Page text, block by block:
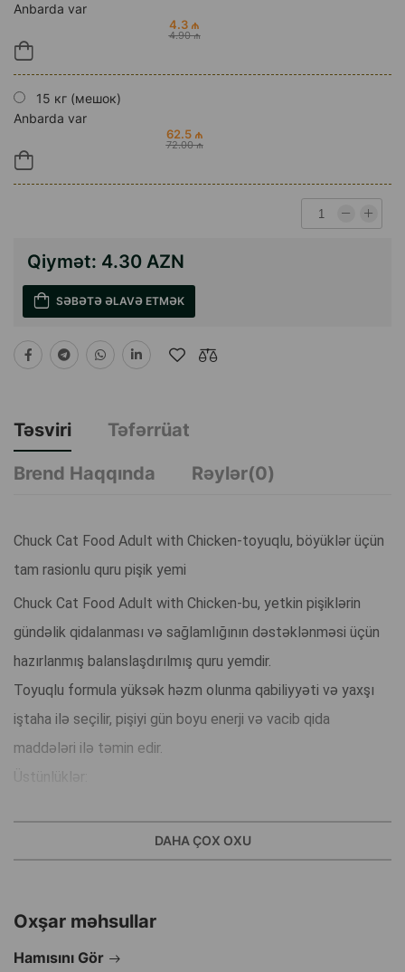
Anbarda var
4.3 ₼
4.90 ₼
15 кг (мешок)
Anbarda var
62.5 ₼
72.00 ₼
Qiymət: 4.30 AZN
SƏBƏTƏ ƏLAVƏ ETMƏK
Təsviri
Təfərrüat
Brend Haqqında
Rəylər(0)
Chuck Cat Food Adult with Chicken-toyuqlu, böyüklər üçün
tam rasionlu quru pişik yemi
Chuck Cat Food Adult with Chicken-bu, yetkin pişiklərin
gündəlik qidalanması və sağlamlığının dəstəklənməsi üçün
hazırlanmış balanslaşdırılmış quru yemdir.
Toyuqlu formula yüksək həzm olunma qabiliyyəti və yaxşı
iştaha ilə seçilir, pişiyi gün boyu enerji və vacib qida
maddələri ilə təmin edir.
Üstünlüklər:
Yüngül həzm-keyfiyyətli inqrediyentlər sayəsində.
Ürək sağlamlığı-taurinlə zənginləşdirilmiş formula.
Göz sağlamlığı və güclü immunitet-A, C, E, B, D və K vitamin
DAHA ÇOX OXU
Oxşar məhsullar
Hamısını Gör